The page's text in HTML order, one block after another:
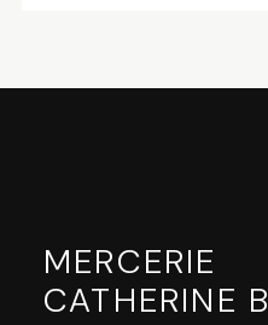
MERCERIE
CATHERINE B